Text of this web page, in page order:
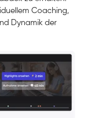
Coaching,
Dynamik der